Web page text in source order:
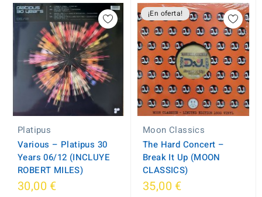
Platipus
Various – Platipus 30
Years 06/12 (INCLUYE
ROBERT MILES)
30,00 €
¡En oferta!
Moon Classics
The Hard Concert ‎–
Break It Up (MOON
CLASSICS)
35,00 €